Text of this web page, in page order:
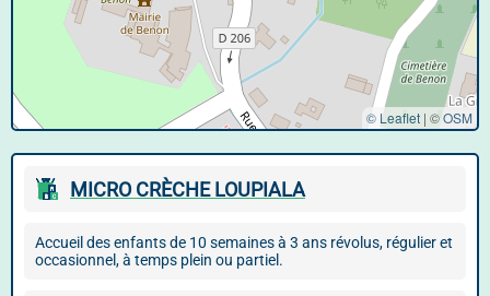
© Leaflet | ©OSM
MICRO CRÈCHE LOUPIALA
Accueil des enfants de 10 semaines à 3 ans révolus, régulier et
occasionnel, à temps plein ou partiel.